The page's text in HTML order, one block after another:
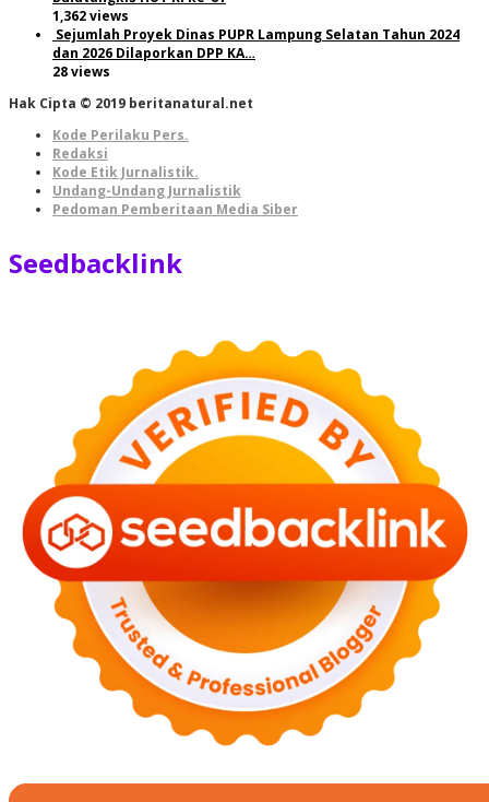
1,362 views
Sejumlah Proyek Dinas PUPR Lampung Selatan Tahun 2024
dan 2026 Dilaporkan DPP KA…
28 views
Hak Cipta © 2019 beritanatural.net
Kode Perilaku Pers.
Redaksi
Kode Etik Jurnalistik.
Undang-Undang Jurnalistik
Pedoman Pemberitaan Media Siber
Seedbacklink